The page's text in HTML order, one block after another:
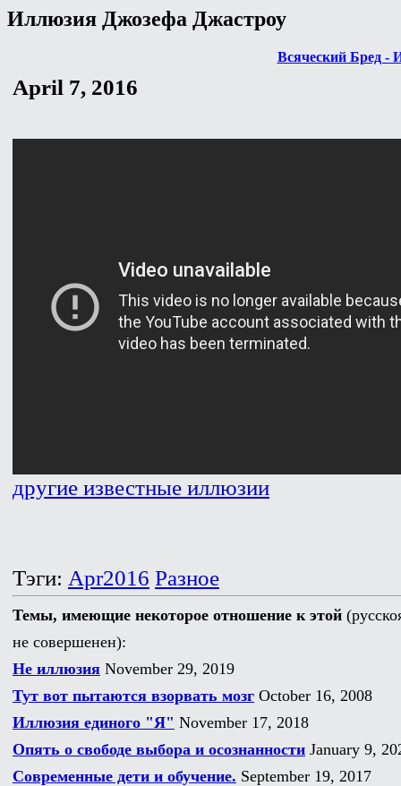
Иллюзия Джозефа Джастроу
Всяческий Бред -
April 7, 2016
другие известные иллюзии
Тэги: Apr2016 Разное
Темы, имеющие некоторое отношение к этой
не совершенен):
Не иллюзия November 29, 2019
Тут вот пытаются взорвать мозг October 16, 2008
Иллюзия единого "Я" November 17, 2018
Опять о свободе выбора и осознанности January 9,
Современные дети и обучение. September 19, 2017